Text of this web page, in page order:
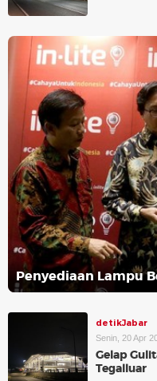
Penyediaan Lampu
detikJabar
Senin, 20 Apr
Gelap
Tegalluar